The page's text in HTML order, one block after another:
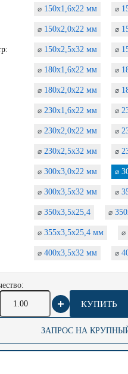
⌀150х1,6х22 мм ⌀
⌀150х2,0х22 мм ⌀
⌀150х2,5х32 мм ⌀
⌀180х1,6х22 мм ⌀
⌀180х2,0х22 мм ⌀
⌀230х1,6х22 мм ⌀
⌀230х2,0х22 мм ⌀
⌀230х2,5х32 мм ⌀
⌀300х3,0х22 мм ⌀
⌀300х3,5х32 мм ⌀
⌀350х3,5х25,4 ⌀
⌀355х3,5х25,4 мм ⌀
⌀400х3,5х32 мм ⌀
КУПИТЬ
ЗАПРОС НА